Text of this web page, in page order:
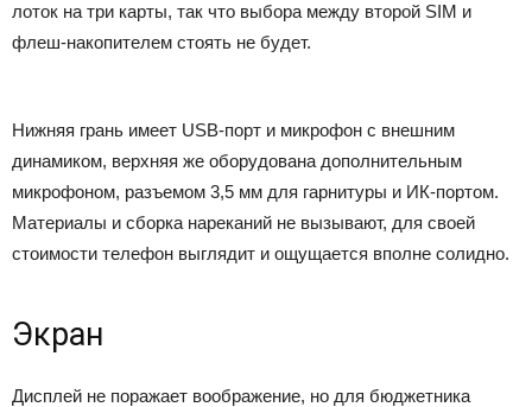
лоток на три карты, так что выбора между второй SIM и
флеш-накопителем стоять не будет.
Нижняя грань имеет USB-порт и микрофон с внешним
динамиком, верхняя же оборудована дополнительным
микрофоном, разъемом 3,5 мм для гарнитуры и ИК-портом.
Материалы и сборка нареканий не вызывают, для своей
стоимости телефон выглядит и ощущается вполне солидно.
Экран
Дисплей не поражает воображение, но для бюджетника